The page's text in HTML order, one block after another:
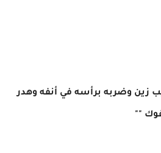
زين وضربه برأسه في أنفه وهدر
""